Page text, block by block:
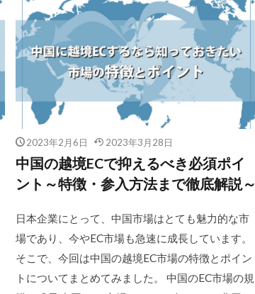
2023年2月6日 2023年3月28日
中国の越境ECで抑えるべき必須ポイ
ント～特徴・参入方法まで徹底解説～
日本企業にとって、中国市場はとても魅力的な市
場であり、今やEC市場も急速に成長しています。
そこで、今回は中国の越境EC市場の特徴とポイン
トについてまとめてみました。 中国のEC市場の規